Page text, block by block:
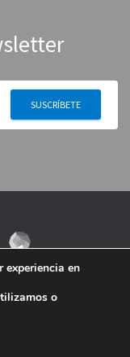
experiencia en
o